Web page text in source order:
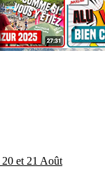
et 21 Août